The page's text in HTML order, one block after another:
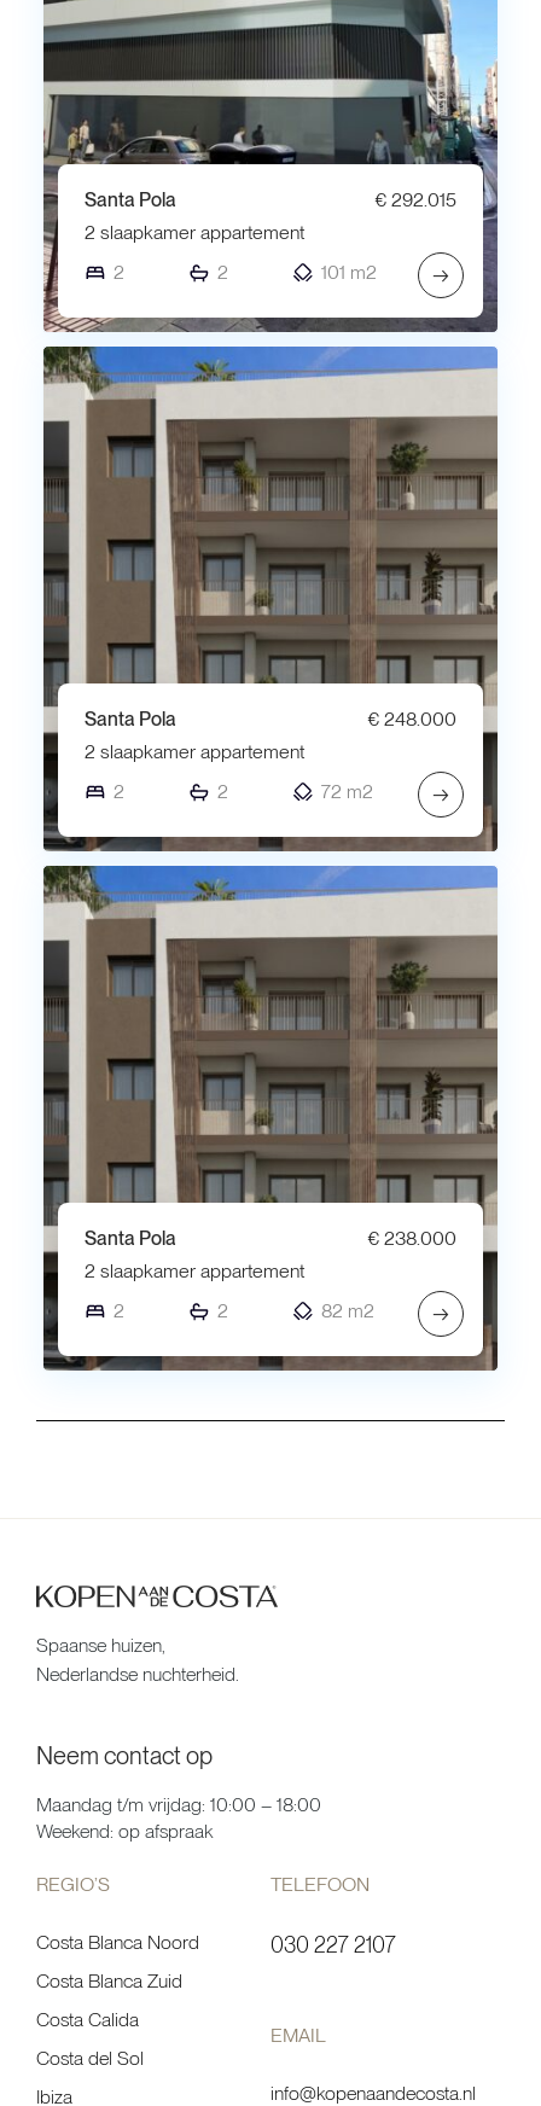
Santa Pola
€ 292.015
2 slaapkamer appartement
2
2 101 m2 →
Santa Pola
€ 248.000
2 slaapkamer appartement
2
2 72 m2 →
Santa Pola
€ 238.000
2 slaapkamer appartement
2
2 82 m2 →
Spaanse huizen,
Nederlandse nuchterheid.
Neem contact op
Maandag t/m vrijdag: 10:00 – 18:00
Weekend: op afspraak
REGIO’S
Costa Blanca Noord
Costa Blanca Zuid
Costa Calida
Costa del Sol
Ibiza
TELEFOON
030 227 2107
EMAIL
info@kopenaandecosta.nl